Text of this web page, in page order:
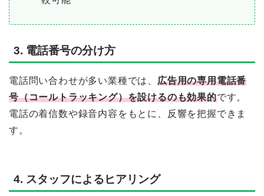
3. 電話番号の分け方
電話問い合わせが多い業種では、 広告用の専用電話番
号（コールトラッキング）を設けるのも効果的です。
電話の着信数や録音内容をもとに、反響を把握できま
す。
4. スタッフによるヒアリング